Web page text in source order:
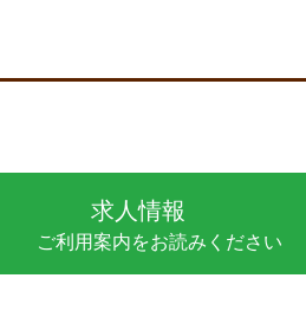
求人情報
ご利用案内をお読みください